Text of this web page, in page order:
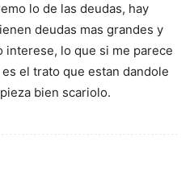
lo de las deudas, hay
deudas mas grandes y
interese, lo que si me parece
el trato que estan dandole
bien scariolo.